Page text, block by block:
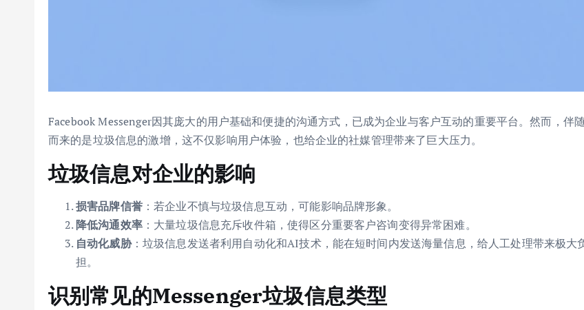
Facebook Messenger因其庞大的用户基础和便捷的沟通方式，已成为企业与客户互动的重要平台。然而，伴
而来的是垃圾信息的激增，这不仅影响用户体验，也给企业的社媒管理带来了巨大压力。
垃圾信息对企业的影响
损害品牌信誉：若企业不慎与垃圾信息互动，可能影响品牌形象。
降低沟通效率：大量垃圾信息充斥收件箱，使得区分重要客户咨询变得异常困难。
自动化威胁：垃圾信息发送者利用自动化和AI技术，能在短时间内发送海量信息，给人工处理带来极大
担。
识别常见的Messenger垃圾信息类型